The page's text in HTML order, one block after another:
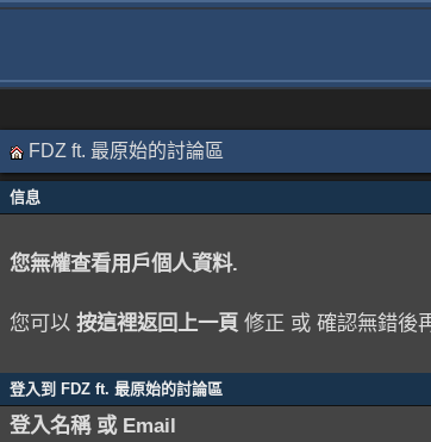
FDZ ft. 最原始的討論區
信息
您無權查看用戶個人資料.
您可以 按這裡返回上一頁 修正 或 確認無錯後
登入到 FDZ ft. 最原始的討論區
登入名稱 或 Email